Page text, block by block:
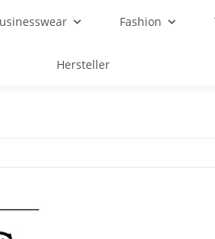
Fashion
Hersteller